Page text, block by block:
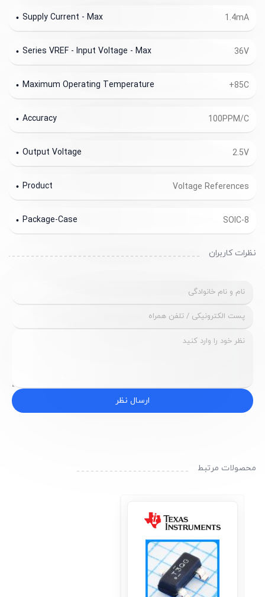
1.4mA
Supply Current - Max
36V
Series VREF - Input Voltage - Max
+85C
Maximum Operating Temperature
100PPM/C
Accuracy
2.5V
Output Voltage
Voltage References
Product
SOIC-8
Package-Case
نظرات کاربران
ارسال نظر
محصولات مرتبط